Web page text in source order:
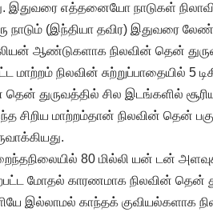
இதுவரை எத்தனையோ நாடுகள்
நாடும் (இந்தியா தவிர) இதுவரை
ஆண்டுகளாக நிலவின் தென்
நிலவின் சுற்றுப்பாதையில் 5
தென் துருவத்தில் சில இடங்களில்
சிறிய மாற்றம்தான் நிலவின் தென்
80 மில்லி யன் டன்
மோதல் காரணமாக நிலவின் தென்
இல்லாமல் காந்தக் குவியல்களாக